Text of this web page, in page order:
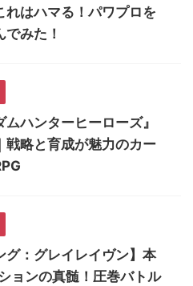
れはハマる！パワプロを
みた！
ムハンターヒーローズ』
戦略と育成が魅力のカー
グ：グレイレイヴン】本
ョンの真髄！圧巻バトル